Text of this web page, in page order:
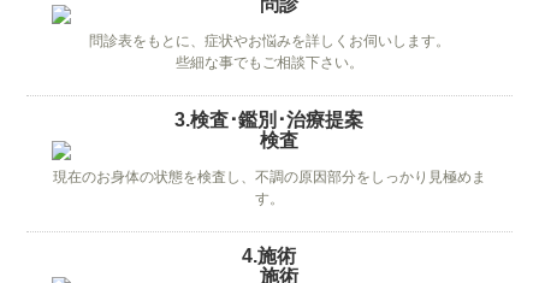
問診表をもとに、症状やお悩みを詳しくお伺いします。
些細な事でもご相談下さい。
3.検査･鑑別･治療提案
現在のお身体の状態を検査し、不調の原因部分をしっかり見極めま
す。
4.施術